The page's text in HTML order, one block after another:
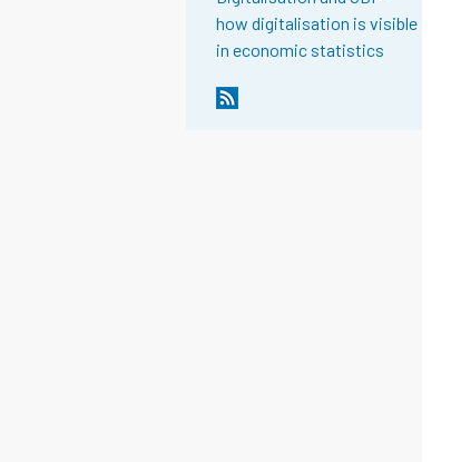
how digitalisation is visible
in economic statistics